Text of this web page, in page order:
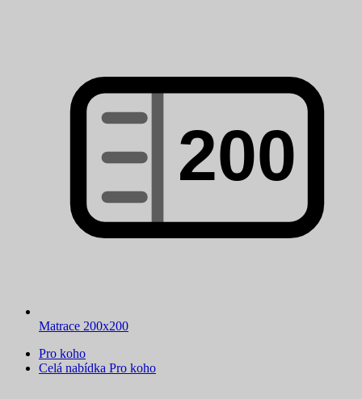
Matrace 200x200
Pro koho
Celá nabídka Pro koho